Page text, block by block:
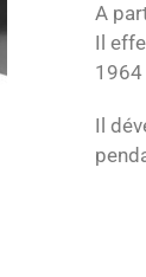
A
Il
1964
Il